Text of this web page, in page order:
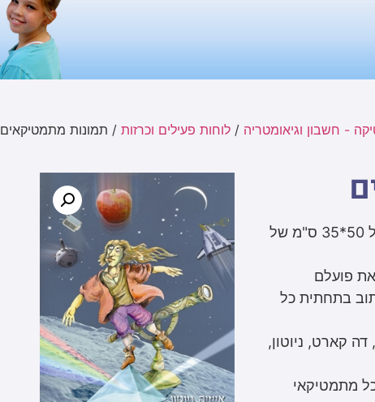
- חשבון וגיאומטריה / לוחות פעילים וכרזות/ תמונות מתמטיקאים
סדרה של שמונה פוסטרים צבעוניים בגודל 50*35 ס"מ של
פועלם
בתחתית כל
קארט, ניוטון,
מתמטיקאי